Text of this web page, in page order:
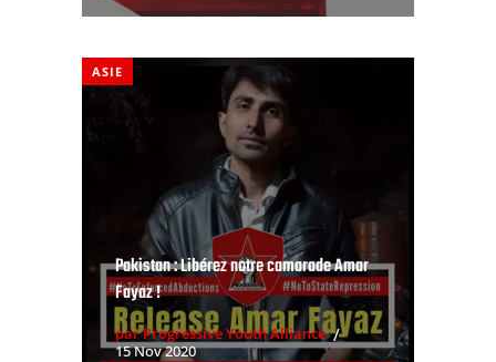
ASIE
Pakistan : Libérez notre camarade Amar
Fayaz !
par Progressive Youth Alliance
15 Nov 2020